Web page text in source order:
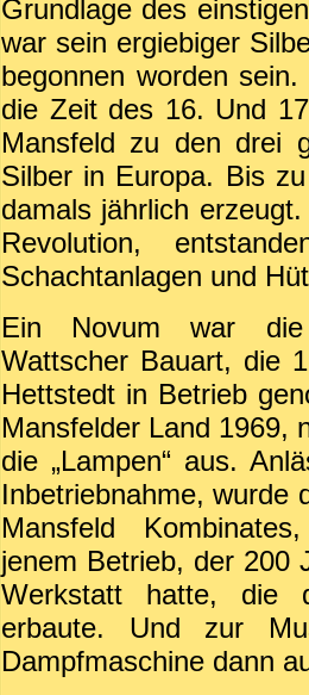
Grundlage des
war sein ergiebiger
begonnen worden
die Zeit des 16. Und
Mansfeld zu den drei
Silber in Europa. Bis
damals jährlich
Revolution,
Schachtanlagen und
Ein Novum war die
Wattscher Bauart, die
Hettstedt in Betrieb
Mansfelder Land 1969,
die „Lampen“ aus.
Inbetriebnahme, wurde
Mansfeld
jenem Betrieb, der 200
Werkstatt hatte, die
erbaute. Und zur
Dampfmaschine dann